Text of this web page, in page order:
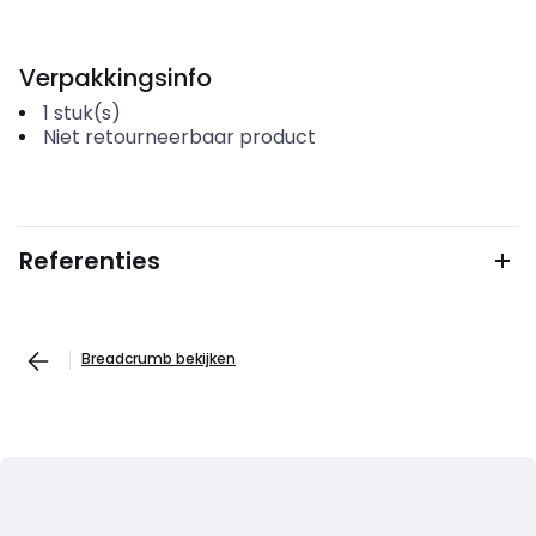
Verpakkingsinfo
1 stuk(s)
Niet retourneerbaar product
Referenties
Breadcrumb bekijken